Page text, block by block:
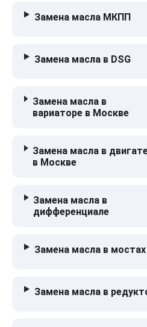
Замена масла МКПП
Замена масла в DSG
Замена масла в
вариаторе в Москве
Замена масла в
в Москве
Замена масла в
дифференциале
Замена масла в мостах
Замена масла в